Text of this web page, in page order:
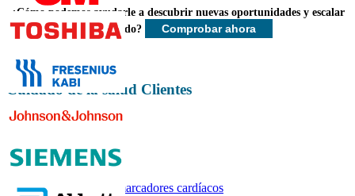
final.
Personalizar ahora
¿Cómo podemos ayudarle a descubrir nuevas oportunidades y escalar
más rápido?
Comprobar ahora
Cuidado de la salud Clientes
Informes relacionados
Mercado de biomarcadores cardíacos